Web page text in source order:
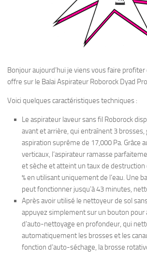
Bonjour aujourd’hui je viens vous faire profiter
offre sur le Balai Aspirateur Roborock Dyad
Voici quelques caractéristiques techniques :
Le aspirateur laveur sans fil Roborock
avant et arrière, qui entraînent 3 brosses,
aspiration suprême de 17,000 Pa. Grâce
verticaux, l’aspirateur ramasse
et sèche et atteint un taux de
% en utilisant uniquement de l’eau. Une
peut fonctionner jusqu’à 43 minutes,
Après avoir utilisé le nettoyeur de sol
appuyez simplement sur un bouton pour
d’auto-nettoyage en profondeur, qui
automatiquement les brosses et les
fonction d’auto-séchage, la brosse